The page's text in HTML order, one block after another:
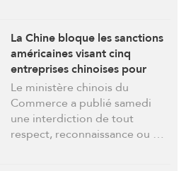
La Chine bloque les sanctions
américaines visant cinq
entreprises chinoises pour
leurs liens présumés avec le
secteur pétrolier iranien
Le ministère chinois du
Commerce a publié samedi
une interdiction de tout
respect, reconnaissance ou …